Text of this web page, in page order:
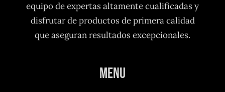
equipo de expertas altamente cualificadas y
disfrutar de productos de primera calidad
que aseguran resultados excepcionales.
Menu